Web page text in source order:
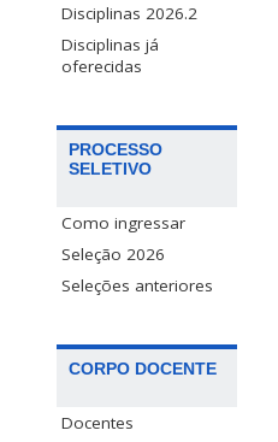
Disciplinas 2026.2
Disciplinas já
oferecidas
PROCESSO
SELETIVO
Como ingressar
Seleção 2026
Seleções anteriores
CORPO DOCENTE
Docentes